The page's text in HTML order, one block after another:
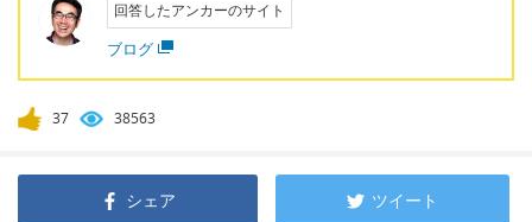
回答したアンカーのサイト
ブログ
37 38563
シェア ツイート